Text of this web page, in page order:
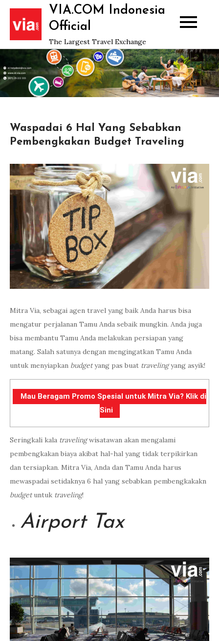
Skip
content
VIA.COM Indonesia
Official
The Largest Travel Exchange
Waspadai 6 Hal Yang Sebabkan
Pembengkakan Budget Traveling
Mitra Via, sebagai agen travel yang baik Anda harus bisa
mengatur perjalanan Tamu Anda sebaik mungkin. Anda juga
bisa membantu Tamu Anda melakukan persiapan yang
matang. Salah satunya dengan mengingatkan Tamu Anda
untuk menyiapkan budgetyang pas buat travelingyang asyik!
Mau Beragam Promo Spesial untuk Mitra Via? Klik di
Sini
Seringkali kala travelingwisatawan akan mengalami
pembengkakan biaya akibat hal-hal yang tidak terpikirkan
dan tersiapkan. Mitra Via, Anda dan Tamu Anda harus
mewaspadai setidaknya 6 hal yang sebabkan pembengkakakn
budgetuntuk traveling!
Airport Tax